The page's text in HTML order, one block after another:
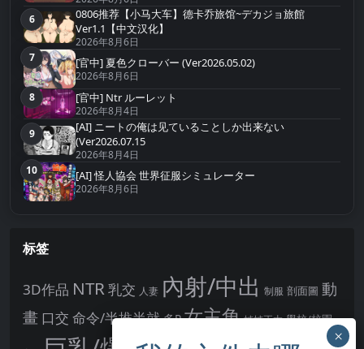
第6名
6
0806推荐【小马大车】德卡乔旅馆~デカジョ旅館
Ver1.1【中文汉化】
2026年8月6日
第7名
7 [官中] 夏色クローバー (Ver2026.05.02)
2026年8月6日
第8名
8 [官中] Ntr ルーレット
2026年8月4日
第9名
9
[AI] ニートの俺は见ていることしか出来ない
(Ver2026.07.15
2026年8月4日
第10名
10 [AI] 怪人協会 世界征服シミュレーター
2026年8月6日
标签
3D作品 NTR乳交 人妻 內射/中出 制服 剖面圖 動
畫 口交 命令/半推半就 多P 女主角 姊姊正太 學校/校園